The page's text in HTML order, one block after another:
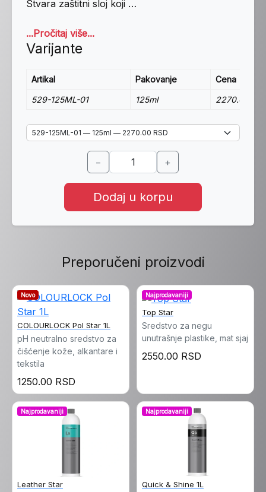
Stvara zaštitni sloj koji …
...Pročitaj više...
Varijante
Artikal Pakovanje
Cena
529-125ML-01
125ml 2270.00
− +
Dodaj u korpu
Preporučeni proizvodi
Novo
COLOURLOCK Pol Star 1L
pH neutralno sredstvo za
čišćenje kože, alkantare i
tekstila
1250.00 RSD
Najprodavaniji
Top Star
Sredstvo za negu
unutrašnje plastike, mat sjaj
2550.00 RSD
Najprodavaniji
Leather Star
Najprodavaniji
Quick & Shine 1L